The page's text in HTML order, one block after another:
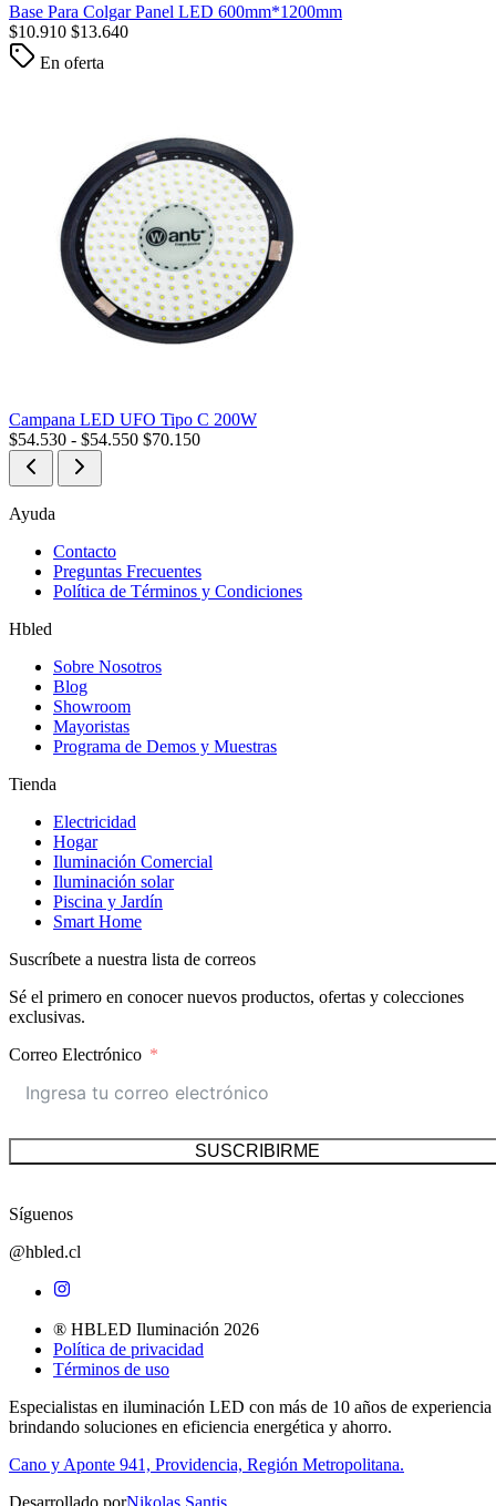
Base Para Colgar Panel LED 600mm*1200mm
$10.910 $13.640
En oferta
Campana LED UFO Tipo C 200W
$54.530 - $54.550 $70.150
Ayuda
Contacto
Preguntas Frecuentes
Política de Términos y Condiciones
Hbled
Sobre Nosotros
Blog
Showroom
Mayoristas
Programa de Demos y Muestras
Tienda
Electricidad
Hogar
Iluminación Comercial
Iluminación solar
Piscina y Jardín
Smart Home
Suscríbete a nuestra lista de correos
Sé el primero en conocer nuevos productos, ofertas y colecciones
exclusivas.
Correo Electrónico
SUSCRIBIRME
Síguenos
@hbled.cl
® HBLED Iluminación 2026
Política de privacidad
Términos de uso
Especialistas en iluminación LED con más de 10 años de experiencia
brindando soluciones en eficiencia energética y ahorro.
Cano y Aponte 941, Providencia, Región Metropolitana.
Desarrollado porNikolas Santis